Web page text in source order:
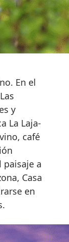
En el
y
La Laja-
café
paisaje a
Casa
en